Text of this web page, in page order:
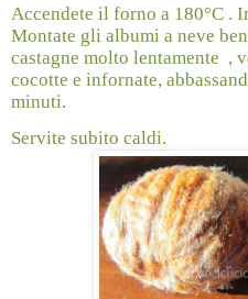
Accendete il forno a 180°C .
Montate gli albumi a neve
castagne molto lentamente ,
cocotte e infornate,
minuti.
Servite subito caldi.